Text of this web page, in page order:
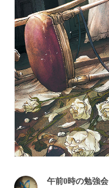
午前0時の勉強会